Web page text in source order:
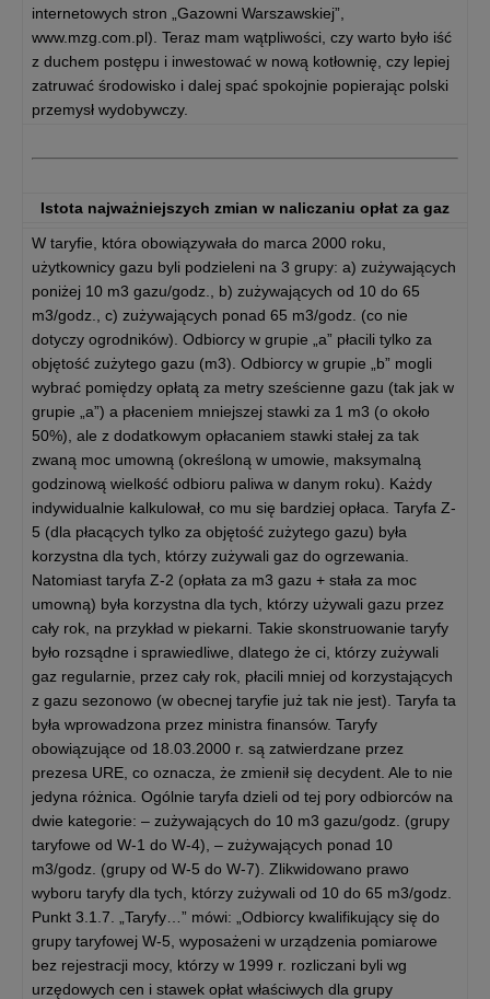
internetowych stron „Gazowni Warszawskiej”,
www.mzg.com.pl). Teraz mam wątpliwości, czy warto było iść
z duchem postępu i inwestować w nową kotłownię, czy lepiej
zatruwać środowisko i dalej spać spokojnie popierając polski
przemysł wydobywczy.
Istota najważniejszych zmian w naliczaniu opłat za gaz
W taryfie, która obowiązywała do marca 2000 roku,
użytkownicy gazu byli podzieleni na 3 grupy: a) zużywających
poniżej 10 m3 gazu/godz., b) zużywających od 10 do 65
m3/godz., c) zużywających ponad 65 m3/godz. (co nie
dotyczy ogrodników). Odbiorcy w grupie „a” płacili tylko za
objętość zużytego gazu (m3). Odbiorcy w grupie „b” mogli
wybrać pomiędzy opłatą za metry sześcienne gazu (tak jak w
grupie „a”) a płaceniem mniejszej stawki za 1 m3 (o około
50%), ale z dodatkowym opłacaniem stawki stałej za tak
zwaną moc umowną (określoną w umowie, maksymalną
godzinową wielkość odbioru paliwa w danym roku). Każdy
indywidualnie kalkulował, co mu się bardziej opłaca. Taryfa Z-
5 (dla płacących tylko za objętość zużytego gazu) była
korzystna dla tych, którzy zużywali gaz do ogrzewania.
Natomiast taryfa Z-2 (opłata za m3 gazu + stała za moc
umowną) była korzystna dla tych, którzy używali gazu przez
cały rok, na przykład w piekarni. Takie skonstruowanie taryfy
było rozsądne i sprawiedliwe, dlatego że ci, którzy zużywali
gaz regularnie, przez cały rok, płacili mniej od korzystających
z gazu sezonowo (w obecnej taryfie już tak nie jest). Taryfa ta
była wprowadzona przez ministra finansów. Taryfy
obowiązujące od 18.03.2000 r. są zatwierdzane przez
prezesa URE, co oznacza, że zmienił się decydent. Ale to nie
jedyna różnica. Ogólnie taryfa dzieli od tej pory odbiorców na
dwie kategorie: – zużywających do 10 m3 gazu/godz. (grupy
taryfowe od W-1 do W-4), – zużywających ponad 10
m3/godz. (grupy od W-5 do W-7). Zlikwidowano prawo
wyboru taryfy dla tych, którzy zużywali od 10 do 65 m3/godz.
Punkt 3.1.7. „Taryfy…” mówi: „Odbiorcy kwalifikujący się do
grupy taryfowej W-5, wyposażeni w urządzenia pomiarowe
bez rejestracji mocy, którzy w 1999 r. rozliczani byli wg
urzędowych cen i stawek opłat właściwych dla grupy